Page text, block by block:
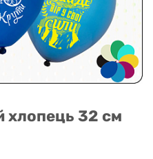
хлопець 32 см